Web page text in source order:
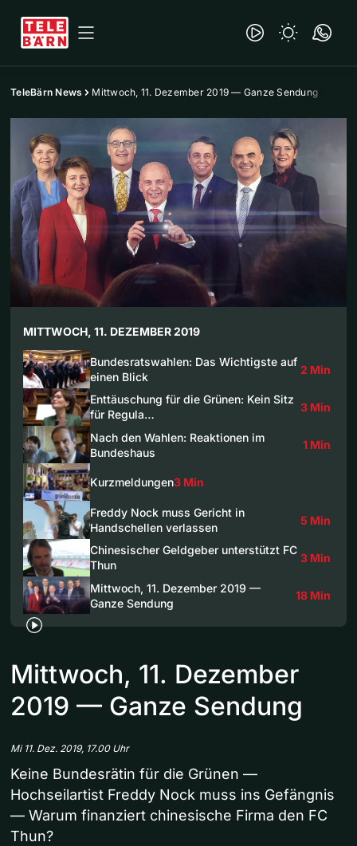
TeleBärn News Mittwoch, 11. Dezember 2019 — Ganze Sendung
MITTWOCH, 11. DEZEMBER 2019
Bundesratswahlen: Das Wichtigste auf
einen Blick
2 Min
Enttäuschung für die Grünen: Kein Sitz
für Regula…
3 Min
Nach den Wahlen: Reaktionen im
Bundeshaus
1 Min
Kurzmeldungen3 Min
Freddy Nock muss Gericht in
Handschellen verlassen
5 Min
Chinesischer Geldgeber unterstützt FC
Thun
3 Min
Mittwoch, 11. Dezember 2019 —
Ganze Sendung
18 Min
Mittwoch, 11. Dezember
2019 — Ganze Sendung
Mi 11. Dez. 2019, 17.00 Uhr
Keine Bundesrätin für die Grünen —
Hochseilartist Freddy Nock muss ins Gefängnis
— Warum finanziert chinesische Firma den FC
Thun?